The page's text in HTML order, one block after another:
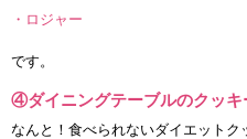
・ロジャー
です。
④ダイニングテーブルのクッキ
なんと！食べられないダイエットク